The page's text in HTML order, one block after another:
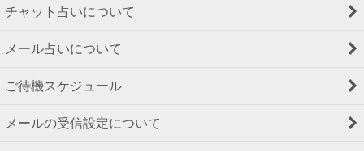
チャット占いについて
メール占いについて
ご待機スケジュール
メールの受信設定について